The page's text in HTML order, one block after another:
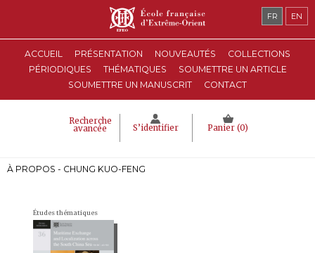
ACCUEIL PRÉSENTATION NOUVEAUTÉS
COLLECTIONS
PÉRIODIQUES
THÉMATIQUES
SOUMETTRE UN ARTICLE
SOUMETTRE UN MANUSCRIT
CONTACT
Recherche
avancée S’identifier Panier (0)
FR EN
À PROPOS - CHUNG KUO-FENG
Études thématiques